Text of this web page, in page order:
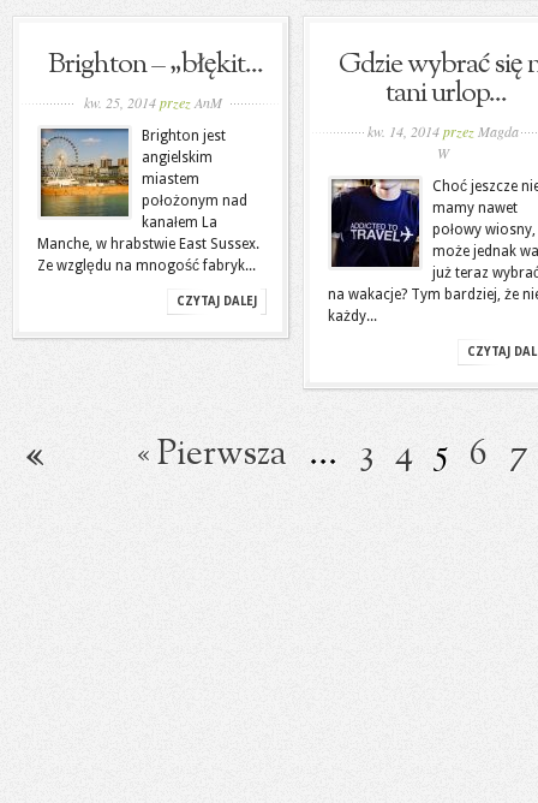
Brighton – „błękit...
kw. 25, 2014przez AnM
Brighton jest
angielskim
miastem
położonym nad
kanałem La
Manche, w hrabstwie East Sussex.
Ze względu na mnogość fabryk...
CZYTAJ DALEJ
Gdzie wybrać się
tani urlop...
kw. 14, 2014przez Magda
W
Choć jeszcze
mamy nawet
połowy
może jednak
już teraz
na wakacje? Tym bardziej, że
każdy...
CZYTAJ
« Pierwsza ... 3 4 5 6 7